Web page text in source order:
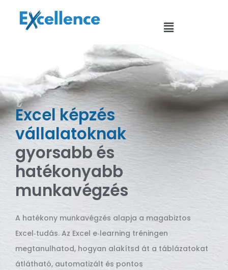
Menu
Excel képzés
vállalatoknak
gyorsabb és
hatékonyabb
munkavégzés
A hatékony munkavégzés alapja a magabiztos
Excel‑tudás. Az Excel e‑learning tréningen
megtanulhatod, hogyan alakítsd át a táblázatokat
átlátható, automatizált és pontos